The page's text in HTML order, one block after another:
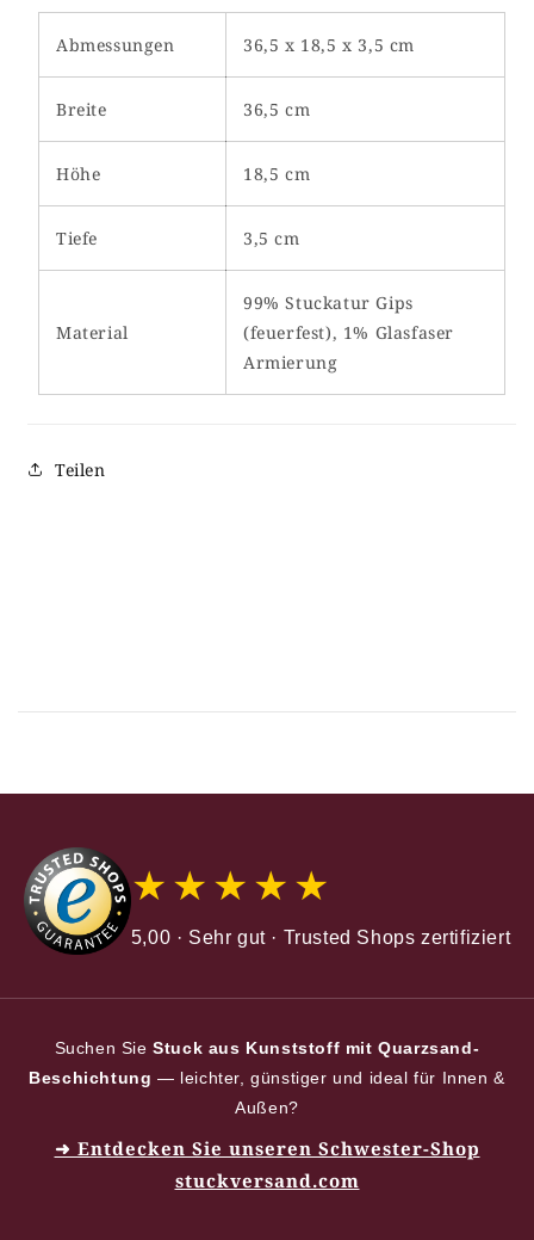
Abmessungen 36,5 x 18,5 x 3,5 cm
Breite 36,5 cm
Höhe 18,5 cm
Tiefe 3,5 cm
Material
99% Stuckatur Gips
(feuerfest), 1% Glasfaser
Armierung
Teilen
★★★★★
5,00 · Sehr gut · Trusted Shops zertifiziert
Suchen SieStuck aus Kunststoff mit Quarzsand-
Beschichtung — leichter, günstiger und ideal für Innen &
Außen?
➜ Entdecken Sie unseren Schwester-Shop
stuckversand.com